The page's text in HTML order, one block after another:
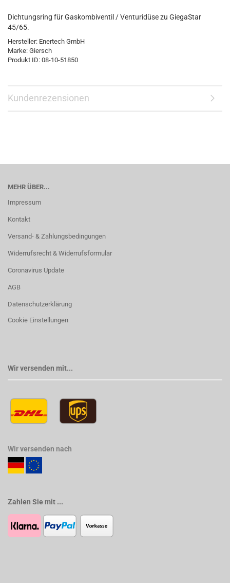
Dichtungsring für Gaskombiventil / Venturidüse zu GiegaStar
45/65.
Hersteller: Enertech GmbH
Marke: Giersch
Produkt ID: 08-10-51850
Kundenrezensionen
MEHR ÜBER...
Impressum
Kontakt
Versand- & Zahlungsbedingungen
Widerrufsrecht & Widerrufsformular
Coronavirus Update
AGB
Datenschutzerklärung
Cookie Einstellungen
Wir versenden mit...
Wir versenden nach
Zahlen Sie mit ...